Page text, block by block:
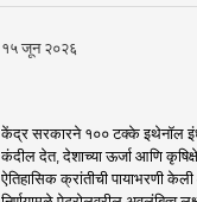
१५ जून २०२६
केंद्र सरकारने १०० टक्के इथेनॉल
कंदील देत, देशाच्या ऊर्जा आणि
ऐतिहासिक क्रांतीची पायाभरणी केली